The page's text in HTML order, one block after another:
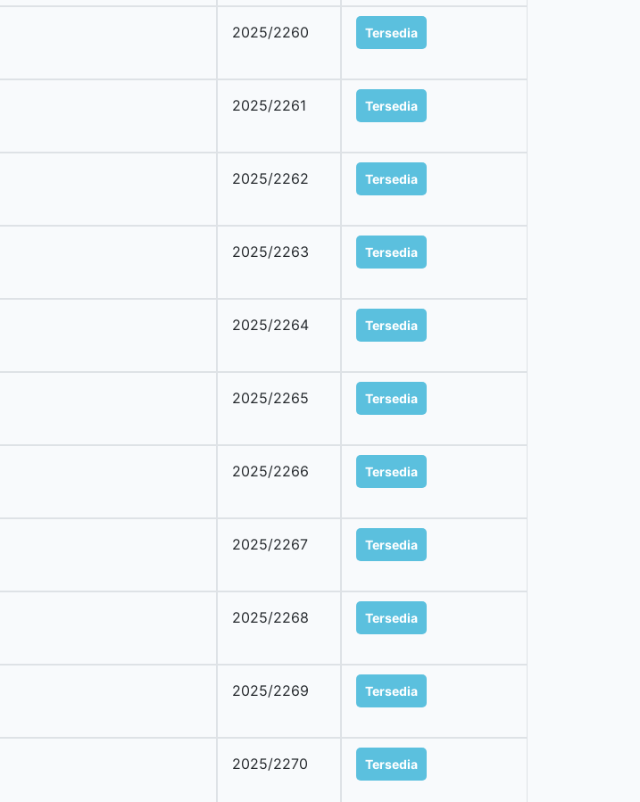
2025/2260 Tersedia
2025/2261 Tersedia
2025/2262 Tersedia
2025/2263 Tersedia
2025/2264 Tersedia
2025/2265 Tersedia
2025/2266 Tersedia
2025/2267 Tersedia
2025/2268 Tersedia
2025/2269 Tersedia
2025/2270 Tersedia